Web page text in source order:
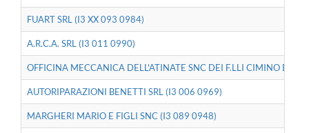
FUART SRL (I3 XX 093 0984)
A.R.C.A. SRL (I3 011 0990)
OFFICINA MECCANICA DELL'ATINATE SNC DEI F.LLI CIMINO
AUTORIPARAZIONI BENETTI SRL (I3 006 0969)
MARGHERI MARIO E FIGLI SNC (I3 089 0948)